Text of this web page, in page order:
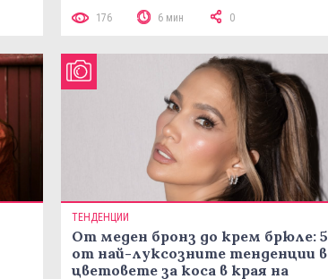
176 6 мин 0
ТЕНДЕНЦИИ
От меден бронз до крем брюле: 5
от най-луксозните тенденции в
цветовете за коса в края на